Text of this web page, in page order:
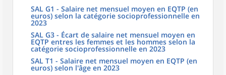
SAL G1 - Salaire net mensuel moyen en EQTP (en
euros) selon la catégorie socioprofessionnelle en
2023
SAL G3 - Écart de salaire net mensuel moyen en
EQTP entres les femmes et les hommes selon la
catégorie socioprofessionnelle en 2023
SAL T1 - Salaire net mensuel moyen en EQTP (en
euros) selon l'âge en 2023